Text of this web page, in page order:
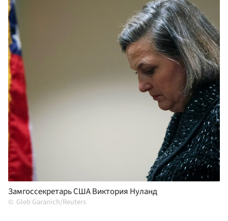
Замгоссекретарь США Виктория Нуланд
Gleb Garanich/Reuters